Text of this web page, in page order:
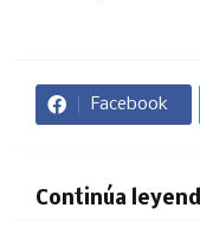
Facebook
Continúa